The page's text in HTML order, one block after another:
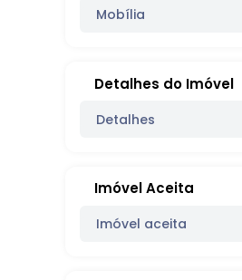
Mobília
Detalhes do Imóvel
Detalhes
Imóvel Aceita
Imóvel aceita